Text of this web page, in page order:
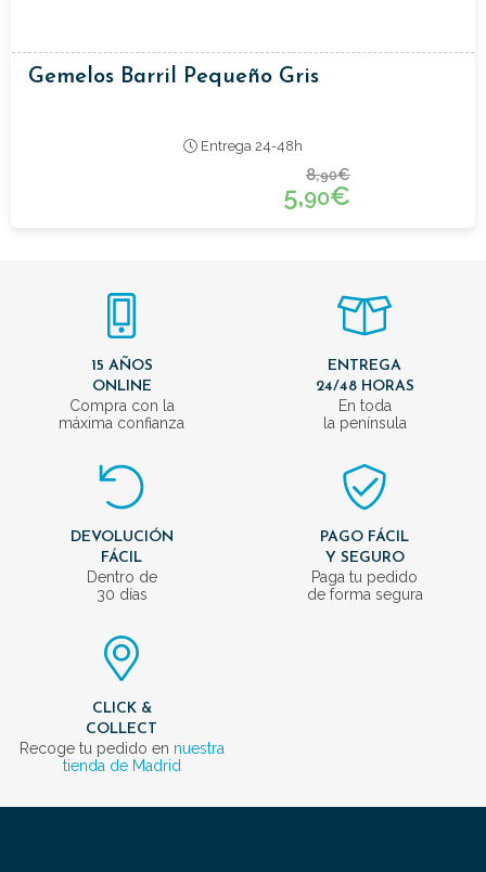
Gemelos Barril Pequeño Gris
Entrega 24-48h
8,90€
5,90€
15 AÑOS
ONLINE
Compra con la
máxima confianza
ENTREGA
24/48 HORAS
En toda
la península
DEVOLUCIÓN
FÁCIL
Dentro de
30 días
PAGO FÁCIL
Y SEGURO
Paga tu pedido
de forma segura
CLICK &
COLLECT
Recoge tu pedido en nuestra
tienda de Madrid